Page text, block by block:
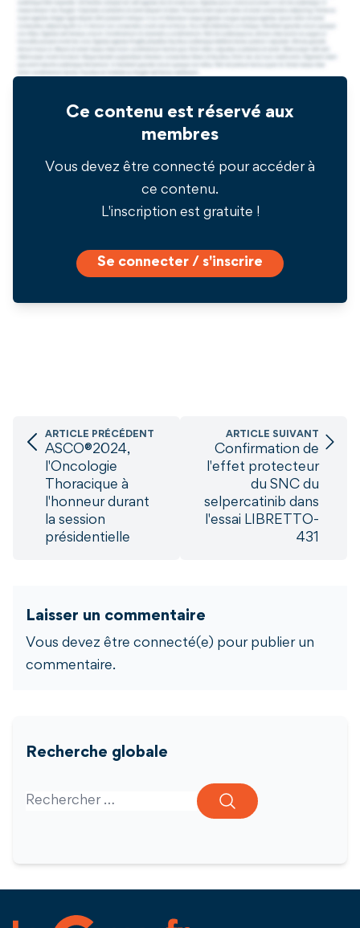
Ce contenu est réservé aux
membres
Vous devez être connecté pour accéder à
ce contenu.
L'inscription est gratuite !
Se connecter / s'inscrire
ARTICLE PRÉCÉDENT
ASCO®2024,
l'Oncologie
Thoracique à
l'honneur durant
la session
présidentielle
ARTICLE SUIVANT
Confirmation de
l'effet protecteur
du SNC du
selpercatinib dans
l'essai LIBRETTO-
431
Laisser un commentaire
Vous devez être connecté(e) pour publier un
commentaire.
Recherche globale
Search for: